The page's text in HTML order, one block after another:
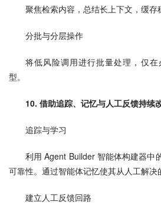
聚焦检索内容，总结长上下文，缓存
分批与分层操作
将低风险调用进行批量处理，仅
型。
10. 借助追踪、记忆与人工反馈持续
追踪与学习
利用 Agent Builder 智能体构建器中
可靠性。通过智能体记忆使其从人工解决
建立人工反馈回路